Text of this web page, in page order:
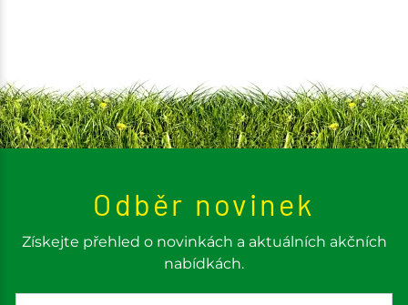
Odběr novinek
Získejte přehled o novinkách a aktuálních akčních
nabídkách.